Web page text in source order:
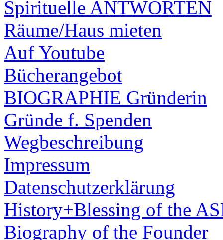
Spirituelle ANTWORTEN
Räume/Haus mieten
Auf Youtube
Bücherangebot
BIOGRAPHIE Gründerin
Gründe f. Spenden
Wegbeschreibung
Impressum
Datenschutzerklärung
History+Blessing of the
Biography of the Founder